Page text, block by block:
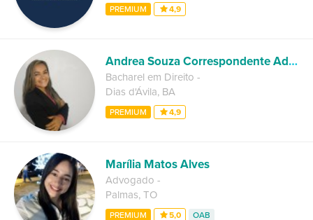
PREMIUM 4,9
Andrea Souza Correspondente Administrativo
Bacharel em Direito -
Dias d'Ávila, BA
PREMIUM 4,9
Marília Matos Alves
Advogado -
Palmas, TO
PREMIUM 5,0 OAB